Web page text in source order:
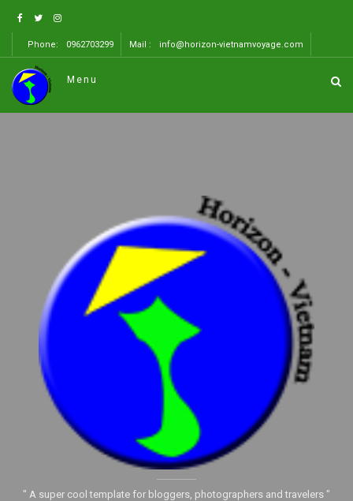
Phone: 0962703299 Mail : info@horizon-vietnamvoyage.com
Menu
" A super cool template for bloggers, photographers and travelers "